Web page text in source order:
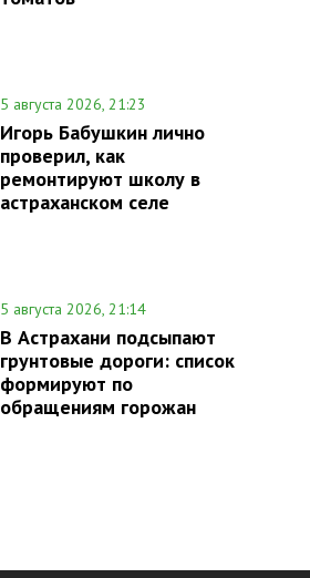
5 августа 2026, 21:23
Игорь Бабушкин лично
проверил, как
ремонтируют школу в
астраханском селе
5 августа 2026, 21:14
В Астрахани подсыпают
грунтовые дороги: список
формируют по
обращениям горожан